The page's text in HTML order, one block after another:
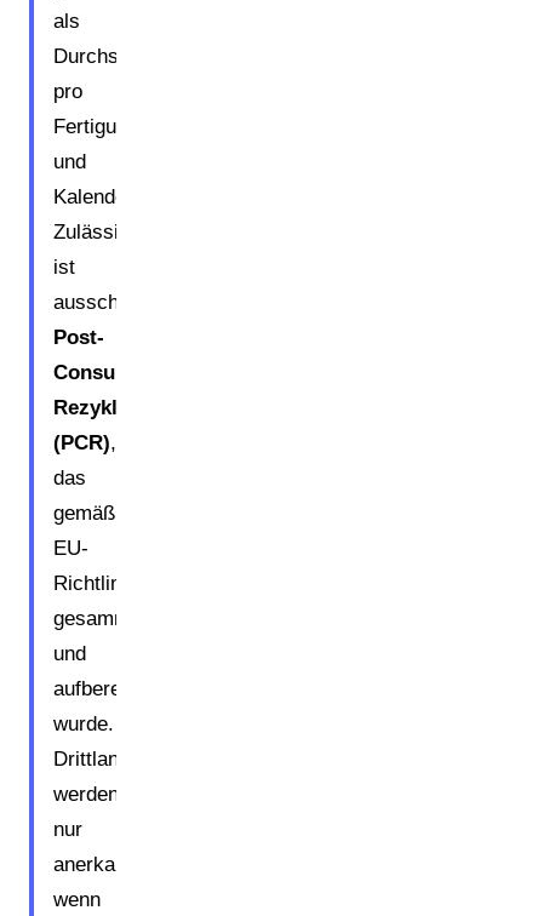
als
Durchschnitt
pro
Fertigungsbetrieb
und
Kalenderjahr.
Zulässig
ist
ausschließlich
Post-
Consumer-
Rezyklat
(PCR),
das
gemäß
EU-
Richtlinien
gesammelt
und
aufbereitet
wurde.
Drittlandsrezyklate
werden
nur
anerkannt,
wenn